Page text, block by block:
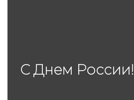
С Днем России!